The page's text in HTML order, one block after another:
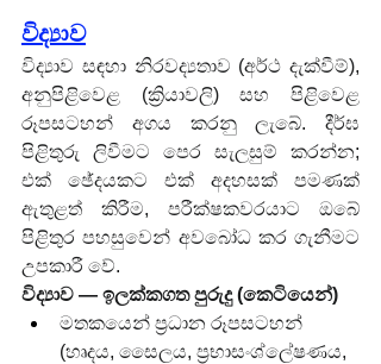
විද්‍යාව
විද්‍යාව සඳහා නිරවද්‍යතාව (අර්ථ දැක්වීම්),
අනුපිළිවෙළ (ක්‍රියාවලි) සහ පිළිවෙළ
රූපසටහන් අගය කරනු ලැබේ. දීර්ඝ
පිළිතුරු ලිවීමට පෙර සැලසුම් කරන්න;
එක් ඡේදයකට එක් අදහසක් පමණක්
ඇතුළත් කිරීම, පරීක්ෂකවරයාට ඔබේ
පිළිතුර පහසුවෙන් අවබෝධ කර ගැනීමට
උපකාරී වේ.
විද්‍යාව — ඉලක්කගත පුරුදු (කෙටියෙන්)
මතකයෙන් ප්‍රධාන රූපසටහන්
(හෘදය, සෛලය, ප්‍රභාසංශ්ලේෂණය,